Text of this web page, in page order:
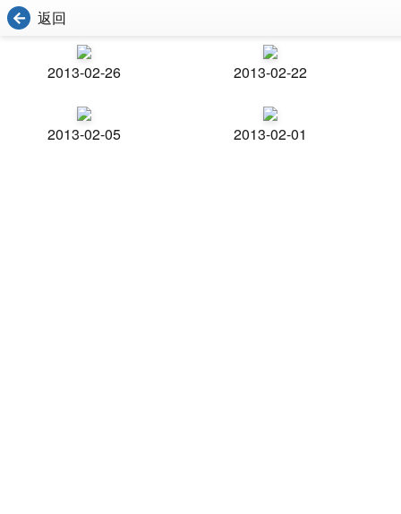
返回
2013-02-26 2013-02-22
2013-02-05 2013-02-01